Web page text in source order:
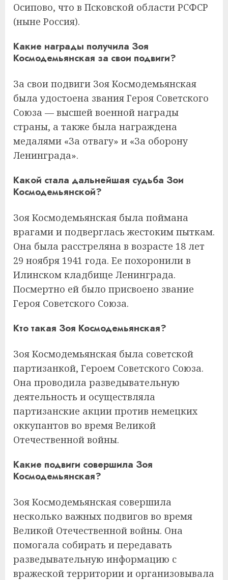
Осипово, что в Псковской области РСФСР
(ныне Россия).
Какие награды получила Зоя
Космодемьянская за свои подвиги?
За свои подвиги Зоя Космодемьянская
была удостоена звания Героя Советского
Союза — высшей военной награды
страны, а также была награждена
медалями «За отвагу» и «За оборону
Ленинграда».
Какой стала дальнейшая судьба Зои
Космодемьянской?
Зоя Космодемьянская была поймана
врагами и подверглась жестоким пыткам.
Она была расстреляна в возрасте 18 лет
29 ноября 1941 года. Ее похоронили в
Илинском кладбище Ленинграда.
Посмертно ей было присвоено звание
Героя Советского Союза.
Кто такая Зоя Космодемьянская?
Зоя Космодемьянская была советской
партизанкой, Героем Советского Союза.
Она проводила разведывательную
деятельность и осуществляла
партизанские акции против немецких
оккупантов во время Великой
Отечественной войны.
Какие подвиги совершила Зоя
Космодемьянская?
Зоя Космодемьянская совершила
несколько важных подвигов во время
Великой Отечественной войны. Она
помогала собирать и передавать
разведывательную информацию с
вражеской территории и организовывала